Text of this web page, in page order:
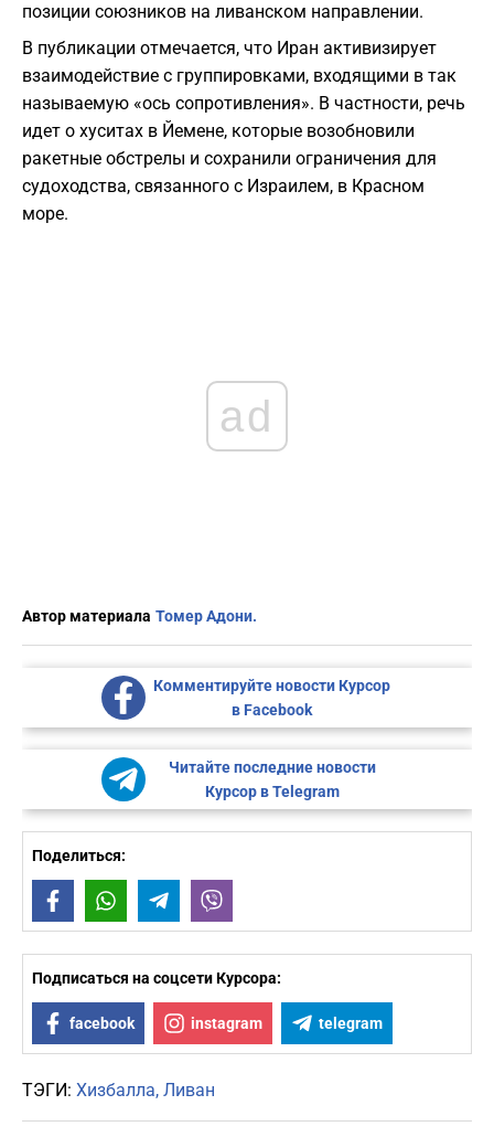
позиции союзников на ливанском направлении.
В публикации отмечается, что Иран активизирует
взаимодействие с группировками, входящими в так
называемую «ось сопротивления». В частности, речь
идет о хуситах в Йемене, которые возобновили
ракетные обстрелы и сохранили ограничения для
судоходства, связанного с Израилем, в Красном
море.
ad
Автор материала Томер Адони.
Комментируйте новости Курсор
в Facebook
Читайте последние новости
Курсор в Telegram
Поделиться:
FacebookWhatsAppTelegram
Подписаться на соцсети Курсора:
facebook instagram telegram
ТЭГИ: Хизбалла Ливан